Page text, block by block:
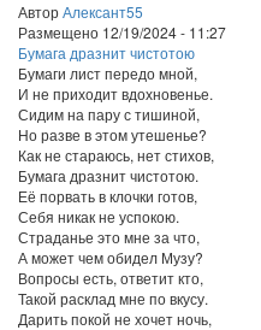
АвторАлексант55
Размещено 12/19/2024 - 11:27
Бумага дразнит чистотою
Бумаги лист передо мной,
И не приходит вдохновенье.
Сидим на пару с тишиной,
Но разве в этом утешенье?
Как не стараюсь, нет стихов,
Бумага дразнит чистотою.
Её порвать в клочки готов,
Себя никак не успокою.
Страданье это мне за что,
А может чем обидел Музу?
Вопросы есть, ответит кто,
Такой расклад мне по вкусу.
Дарить покой не хочет ночь,